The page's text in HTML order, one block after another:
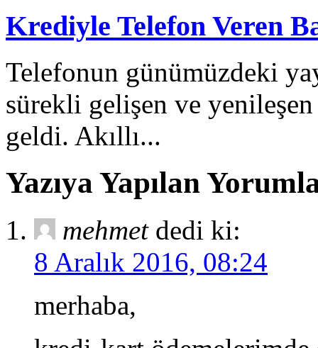
Krediyle Telefon Veren
Telefonun günümüzdeki
sürekli gelişen ve
geldi. Akıllı...
Yazıya Yapılan
mehmet dedi ki:
8 Aralık 2016, 08:24
merhaba,